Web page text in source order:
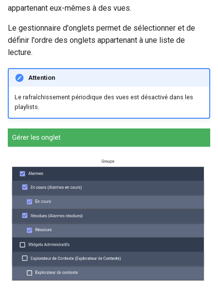
appartenant eux-mêmes à des vues.
Le gestionnaire d'onglets permet de sélectionner et de
définir l'ordre des onglets appartenant à une liste de
lecture.
Attention
Le rafraîchissement périodique des vues est désactivé dans les
playlists.